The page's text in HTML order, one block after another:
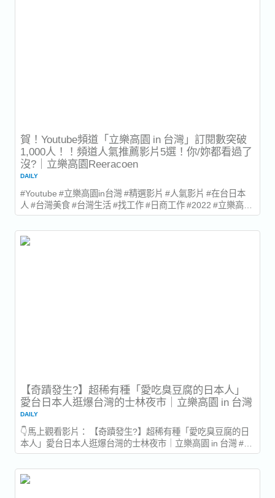
賀！Youtube頻道「立樂高園 in 台灣」訂閱數突破
1,000人！！頻道人氣推薦影片5選！你/妳都看過了
沒?｜立樂高園Reeracoen
DAILY
#Youtube #立樂高園in台灣 #精選影片 #人氣影片 #在台日本
人 #台灣美食 #台灣生活 #找工作 #日商工作 #2022 #立樂高園
★全職缺超過400件以上！最新職缺每日更新5件！回官網請點
選下方連結。 https://www.reeracoen.tw/ -...
【奇蹟發生?】超稀有種「愛吃臭豆腐的日本人」
愛台日本人逛爆台灣的士林夜市｜立樂高園 in 台灣
DAILY
👇馬上觀看影片： 【奇蹟發生?】超稀有種「愛吃臭豆腐的日
本人」愛台日本人逛爆台灣的士林夜市｜立樂高園 in 台灣 #愛
吃臭豆腐的日本人? #逛爆士林夜市 #為什麼甜點裡面要放香
菜? 本次的影片是帶立樂高園的兩位日本成員「岩藤」與「渡
部」，到台北的士林夜市大吃特吃！ 沒想到在最後竟然發生了